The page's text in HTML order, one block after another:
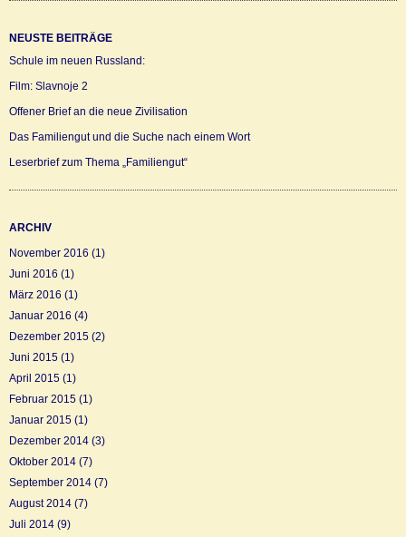
NEUSTE BEITRÄGE
Schule im neuen Russland:
Film: Slavnoje 2
Offener Brief an die neue Zivilisation
Das Familiengut und die Suche nach einem Wort
Leserbrief zum Thema „Familiengut“
ARCHIV
November 2016 (1)
Juni 2016 (1)
März 2016 (1)
Januar 2016 (4)
Dezember 2015 (2)
Juni 2015 (1)
April 2015 (1)
Februar 2015 (1)
Januar 2015 (1)
Dezember 2014 (3)
Oktober 2014 (7)
September 2014 (7)
August 2014 (7)
Juli 2014 (9)